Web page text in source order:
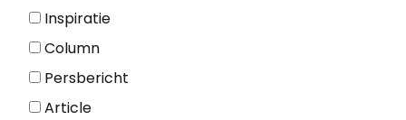
Inspiratie
Column
Persbericht
Article